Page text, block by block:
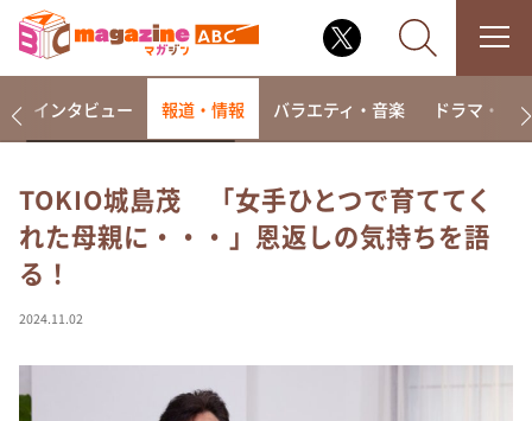
なるみ・岡村の過ぎるTV
これ余談なんですけど・・・
て真剣です
探偵！ナイトスクープ
インタビュー 報道・情報 バラエティ・音楽 ドラマ・映画
TOKIO城島茂 「女手ひとつで育ててく
れた母親に・・・」恩返しの気持ちを語
る！
2024.11.02